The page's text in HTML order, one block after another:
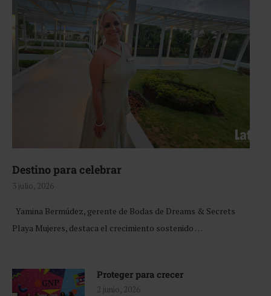
Destino para celebrar
3 julio, 2026
Yamina Bermúdez, gerente de Bodas de Dreams & Secrets
Playa Mujeres, destaca el crecimiento sostenido …
Proteger para crecer
2 junio, 2026